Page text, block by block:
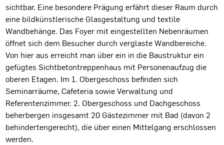
sichtbar. Eine besondere Prägung erfährt dieser Raum durch
eine bildkünstlerische Glasgestaltung und textile
Wandbehänge. Das Foyer mit eingestellten Nebenräumen
öffnet sich dem Besucher durch verglaste Wandbereiche.
Von hier aus erreicht man über ein in die Baustruktur ein
gefügtes Sichtbetontreppenhaus mit Personenaufzug die
oberen Etagen. Im 1. Obergeschoss befinden sich
Seminarräume, Cafeteria sowie Verwaltung und
Referentenzimmer. 2. Obergeschoss und Dachgeschoss
beherbergen insgesamt 20 Gästezimmer mit Bad (davon 2
behindertengerecht), die über einen Mittelgang erschlossen
werden.